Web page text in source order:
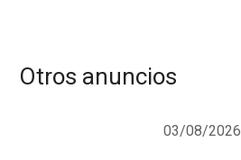
Otros anuncios
03/08/2026